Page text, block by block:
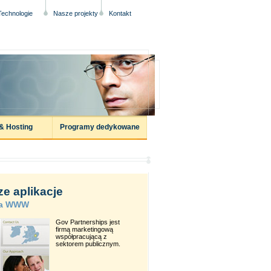
Nasze projekty Kontakt
Hosting Programy dedykowane
aplikacje
WWW
Gov Partnerships jest
firmą marketingową
współpracującą z
sektorem publicznym.